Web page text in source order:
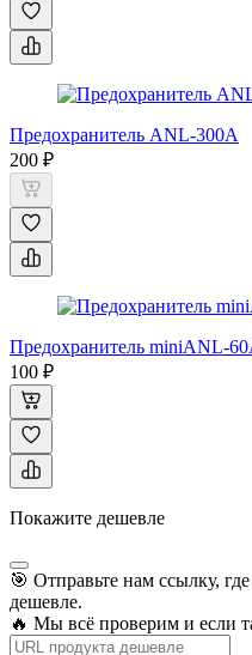
Предохранитель ANL-300А
200 ₽
Предохранитель miniANL-
100 ₽
Покажите дешевле
🎯 Отправьте нам ссылку,
дешевле.
🔥 Мы всё проверим и если